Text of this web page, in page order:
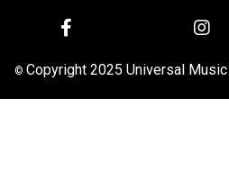
© Copyright 2025 Universal Music